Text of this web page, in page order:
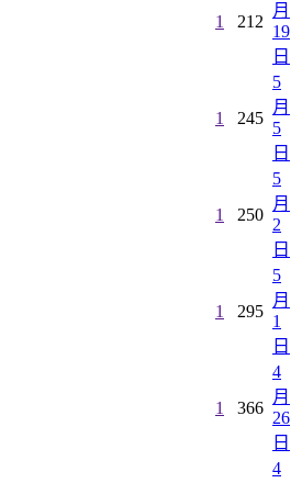
1 212
月
19
日
1 245
5
月
5
日
1 250
5
月
2
日
1 295
5
月
1
日
1 366
4
月
26
日
4